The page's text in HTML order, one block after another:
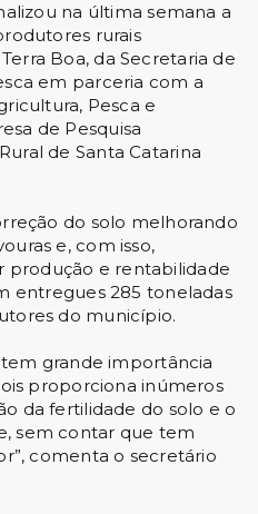
na última semana a
rurais
Boa, da Secretaria de
em parceria com a
Pesca e
de Pesquisa
de Santa Catarina
do solo melhorando
e, com isso,
e rentabilidade
entregues 285 toneladas
do município.
grande importância
proporciona inúmeros
da fertilidade do solo e o
sem contar que tem
comenta o secretário